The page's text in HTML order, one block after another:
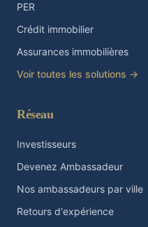
PER
Crédit immobilier
Assurances immobilières
Voir toutes les solutions →
Réseau
Investisseurs
Devenez Ambassadeur
Nos ambassadeurs par ville
Retours d'expérience